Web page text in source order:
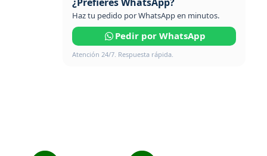
Haz tu pedido por WhatsApp en minutos.
Pedir por WhatsApp
Atención 24/7. Respuesta rápida.